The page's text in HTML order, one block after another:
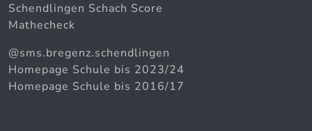
Schendlingen Schach Score
Mathecheck
@sms.bregenz.schendlingen
Homepage Schule bis 2023/24
Homepage Schule bis 2016/17